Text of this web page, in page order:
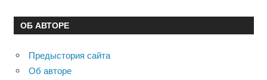
ОБ АВТОРЕ
Предыстория сайта
Об авторе